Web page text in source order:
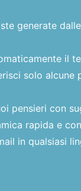
generate
il
solo alcune
pensieri con
rapida e
in qualsiasi